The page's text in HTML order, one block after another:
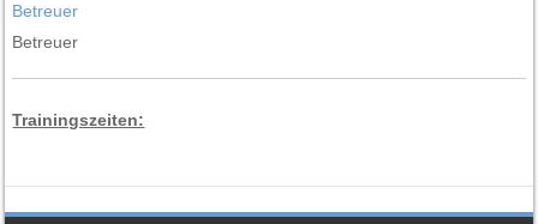
Betreuer
Betreuer
Trainingszeiten: